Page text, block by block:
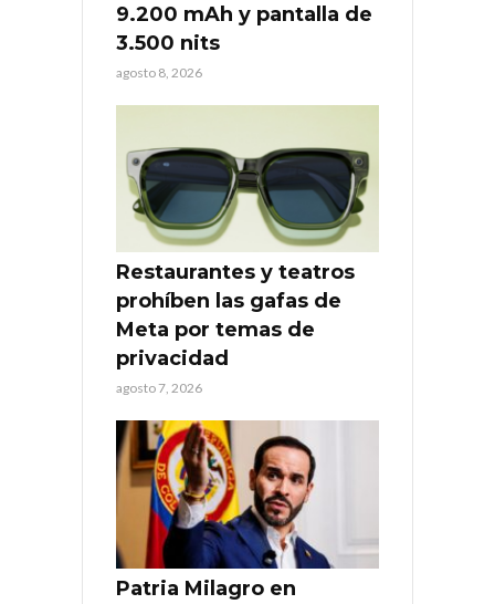
9.200 mAh y pantalla de
3.500 nits
agosto 8, 2026
Restaurantes y teatros
prohíben las gafas de
Meta por temas de
privacidad
agosto 7, 2026
Patria Milagro en